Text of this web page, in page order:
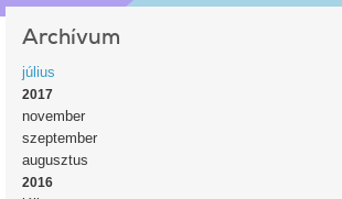
Archívum
július
2017
november
szeptember
augusztus
2016